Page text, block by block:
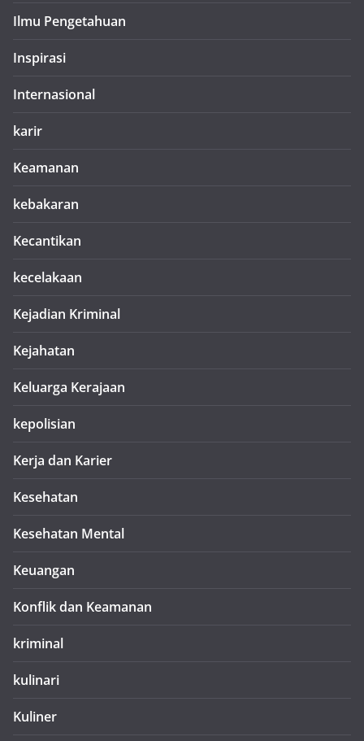
Ilmu Pengetahuan
Inspirasi
Internasional
karir
Keamanan
kebakaran
Kecantikan
kecelakaan
Kejadian Kriminal
Kejahatan
Keluarga Kerajaan
kepolisian
Kerja dan Karier
Kesehatan
Kesehatan Mental
Keuangan
Konflik dan Keamanan
kriminal
kulinari
Kuliner